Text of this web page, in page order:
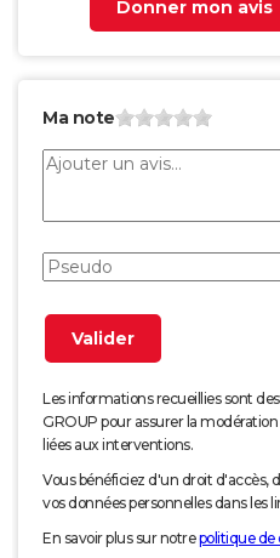
Donner mon avis
Ma note
Les informations recueillies sont
GROUP pour assurer la
liées aux interventions.
Vous bénéficiez d'un droit d'accès,
vos données personnelles dans les
En savoir plus sur notrepolitique de